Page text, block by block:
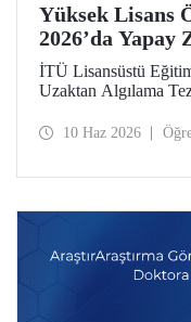
Yüksek Lisans
2026’da
Bildiri Ödülü
İTÜ Lisansüstü
Uzaktan Algılama
Bilimleri ve
10 Haz 2026